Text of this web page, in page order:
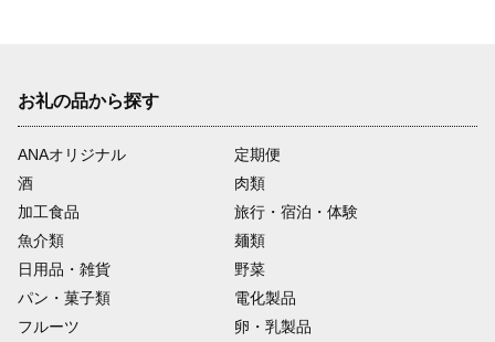
お礼の品から探す
ANAオリジナル
定期便
酒
肉類
加工食品
旅行・宿泊・体験
魚介類
麺類
日用品・雑貨
野菜
パン・菓子類
電化製品
フルーツ
卵・乳製品